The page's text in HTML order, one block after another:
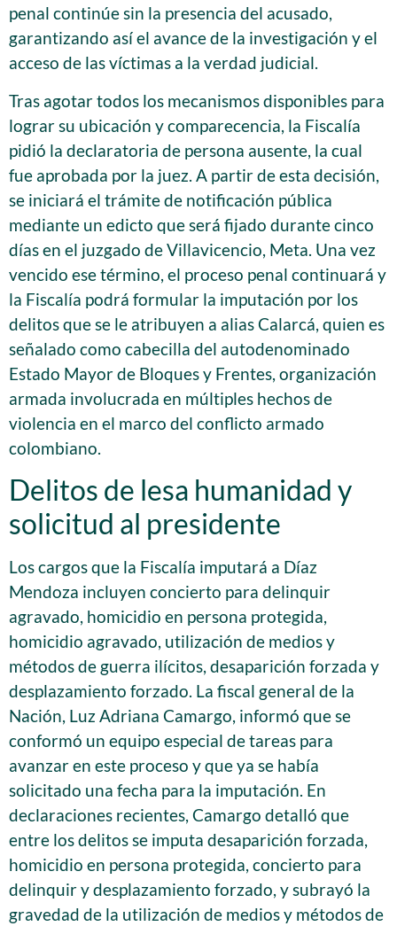
penal continúe sin la presencia del acusado,
garantizando así el avance de la investigación y el
acceso de las víctimas a la verdad judicial.
Tras agotar todos los mecanismos disponibles para
lograr su ubicación y comparecencia, la Fiscalía
pidió la declaratoria de persona ausente, la cual
fue aprobada por la juez. A partir de esta decisión,
se iniciará el trámite de notificación pública
mediante un edicto que será fijado durante cinco
días en el juzgado de Villavicencio, Meta. Una vez
vencido ese término, el proceso penal continuará y
la Fiscalía podrá formular la imputación por los
delitos que se le atribuyen a alias Calarcá, quien es
señalado como cabecilla del autodenominado
Estado Mayor de Bloques y Frentes, organización
armada involucrada en múltiples hechos de
violencia en el marco del conflicto armado
colombiano.
Delitos de lesa humanidad y
solicitud al presidente
Los cargos que la Fiscalía imputará a Díaz
Mendoza incluyen concierto para delinquir
agravado, homicidio en persona protegida,
homicidio agravado, utilización de medios y
métodos de guerra ilícitos, desaparición forzada y
desplazamiento forzado. La fiscal general de la
Nación, Luz Adriana Camargo, informó que se
conformó un equipo especial de tareas para
avanzar en este proceso y que ya se había
solicitado una fecha para la imputación. En
declaraciones recientes, Camargo detalló que
entre los delitos se imputa desaparición forzada,
homicidio en persona protegida, concierto para
delinquir y desplazamiento forzado, y subrayó la
gravedad de la utilización de medios y métodos de